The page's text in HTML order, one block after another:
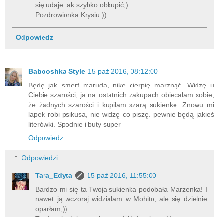
się udaje tak szybko obkupić;)
Pozdrowionka Krysiu:))
Odpowiedz
Babooshka Style 15 paź 2016, 08:12:00
Będę jak smerf maruda, nike cierpię marznąć. Widzę u
Ciebie szarości, ja na ostatnich zakupach obiecalam sobie,
że żadnych szarości i kupilam szarą sukienkę. Znowu mi
lapek robi psikusa, nie widzę co piszę. pewnie będą jakieś
literówki. Spodnie i buty super
Odpowiedz
Odpowiedzi
Tara_Edyta
15 paź 2016, 11:55:00
Bardzo mi się ta Twoja sukienka podobała Marzenka! I
nawet ją wczoraj widziałam w Mohito, ale się dzielnie
oparłam;))